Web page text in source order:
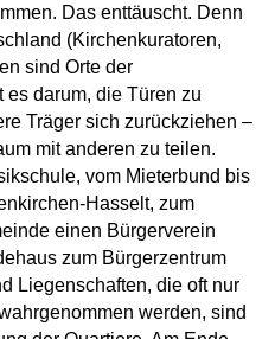
Das enttäuscht. Denn
(Kirchenkuratoren,
sind Orte der
darum, die Türen zu
Träger sich zurückziehen –
mit anderen zu teilen.
vom Mieterbund bis
Hasselt, zum
einen Bürgerverein
zum Bürgerzentrum
Liegenschaften, die oft nur
werden, sind